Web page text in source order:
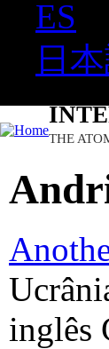
ES
日
THE
inglês